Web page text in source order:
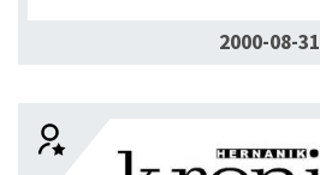
2000-08-31